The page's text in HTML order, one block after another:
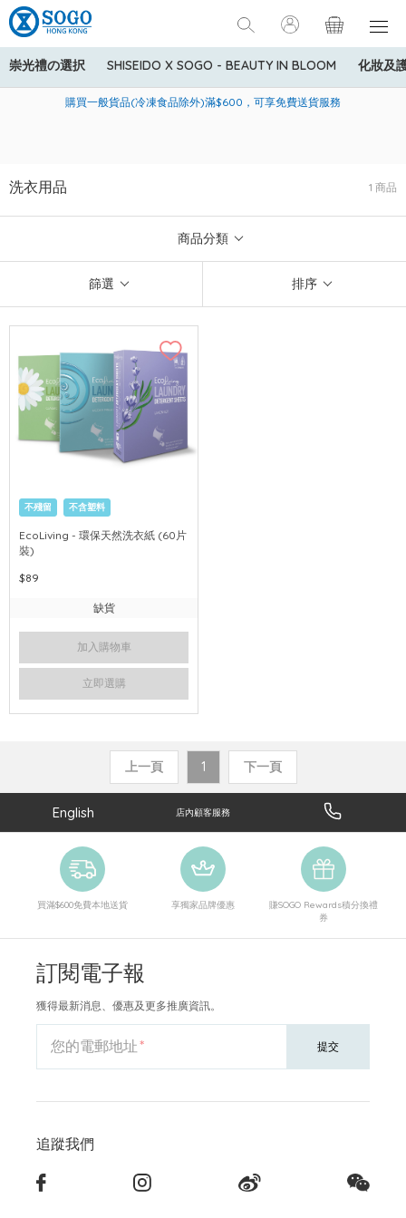
崇光禮の選択 SHISEIDO X SOGO - BEAUTY IN BLOOM 化妝及
美國運通Explorer®信用卡會員購物禮遇：高達5%簽賬回贈！
購買一般貨品(冷凍食品除外)滿$600，可享免費送貨服務
寄送中國內地服務只適用於指定商品，若訂單金額少於HK$600(折
洗衣用品 1 商品
商品分類
篩選 排序
不殘留 不含塑料
EcoLiving - 環保天然洗衣紙 (60片
裝)
$89
缺貨
加入購物車
立即選購
上一頁 1 下一頁
English 店內顧客服務
買滿$600免費本地送貨 享獨家品牌優惠
賺SOGO Rewards積分換禮
券
訂閱電子報
獲得最新消息、優惠及更多推廣資訊。
您的電郵地址 提交
追蹤我們